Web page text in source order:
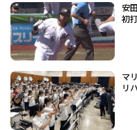
安
初
マ
リ